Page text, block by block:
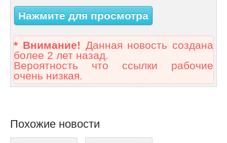
Нажмите для просмотра
* Внимание! Данная новость создана
более 2 лет назад.
Вероятность что ссылки рабочие
очень низкая.
Похожие новости